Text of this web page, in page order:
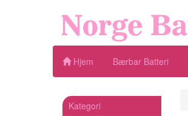
Hjem Bærbar Batteri
Kategori